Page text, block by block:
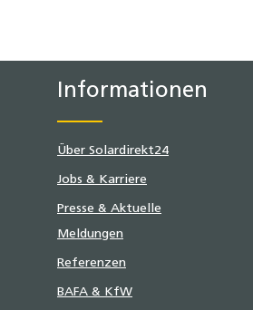
Informationen
Über Solardirekt24
Jobs & Karriere
Presse & Aktuelle
Meldungen
Referenzen
BAFA & KfW